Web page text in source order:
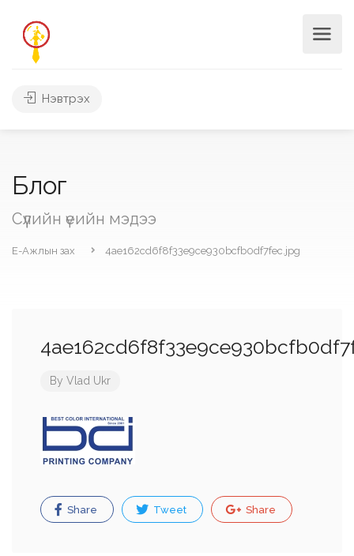
Нэвтрэх
Блог
Сүүлийн үеийн мэдээ
Е-Ажлын зах 4ae162cd6f8f33e9ce930bcfb0df7fec.jpg
By Vlad Ukr
Share Tweet Share